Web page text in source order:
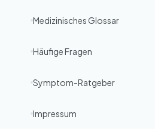
Medizinisches Glossar
Häufige Fragen
Symptom-Ratgeber
Impressum